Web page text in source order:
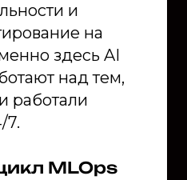
и
на
здесь AI
над тем,
работали
7.
MLOps